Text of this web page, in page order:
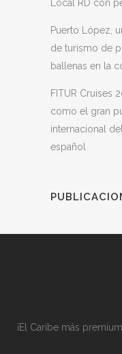
Local RD con
Puerto López,
de turismo de
ballenas en la
FITUR Cruises
como el gran
internacional
español
¡El Caribe más